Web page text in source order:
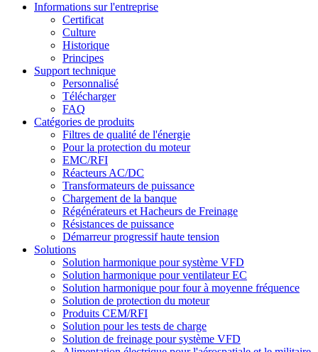
Informations sur l'entreprise
Certificat
Culture
Historique
Principes
Support technique
Personnalisé
Télécharger
FAQ
Catégories de produits
Filtres de qualité de l'énergie
Pour la protection du moteur
EMC/RFI
Réacteurs AC/DC
Transformateurs de puissance
Chargement de la banque
Régénérateurs et Hacheurs de Freinage
Résistances de puissance
Démarreur progressif haute tension
Solutions
Solution harmonique pour système VFD
Solution harmonique pour ventilateur EC
Solution harmonique pour four à moyenne fréquence
Solution de protection du moteur
Produits CEM/RFI
Solution pour les tests de charge
Solution de freinage pour système VFD